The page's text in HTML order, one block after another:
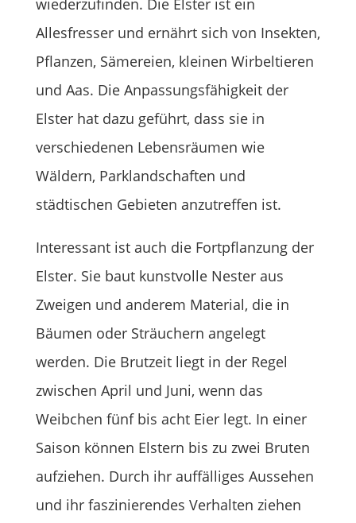
wiederzufinden. Die Elster ist ein
Allesfresser und ernährt sich von Insekten,
Pflanzen, Sämereien, kleinen Wirbeltieren
und Aas. Die Anpassungsfähigkeit der
Elster hat dazu geführt, dass sie in
verschiedenen Lebensräumen wie
Wäldern, Parklandschaften und
städtischen Gebieten anzutreffen ist.
Interessant ist auch die Fortpflanzung der
Elster. Sie baut kunstvolle Nester aus
Zweigen und anderem Material, die in
Bäumen oder Sträuchern angelegt
werden. Die Brutzeit liegt in der Regel
zwischen April und Juni, wenn das
Weibchen fünf bis acht Eier legt. In einer
Saison können Elstern bis zu zwei Bruten
aufziehen. Durch ihr auffälliges Aussehen
und ihr faszinierendes Verhalten ziehen